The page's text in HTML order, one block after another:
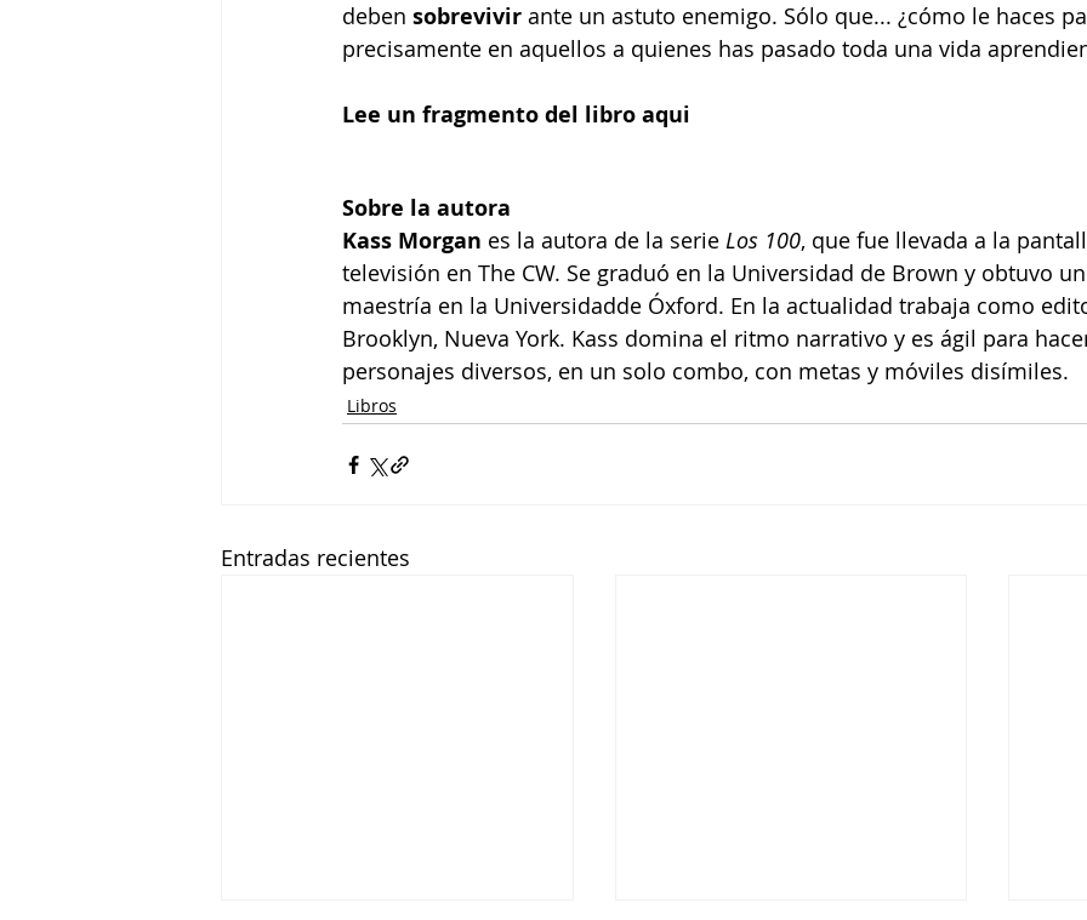
deben sobrevivir ante un astuto enemigo. Sólo que... ¿cómo le haces
precisamente en aquellos a quienes has pasado toda una vida
Lee un fragmento del libro aqui
Sobre la autora
Kass Morgan es la autora de la serie Los 100, que fue llevada a la
televisión en The CW. Se graduó en la Universidad de Brown y obtuvo
maestría en la Universidadde Óxford. En la actualidad trabaja como
Brooklyn, Nueva York. Kass domina el ritmo narrativo y es ágil para
personajes diversos, en un solo combo, con metas y móviles disímiles.
Libros
Entradas recientes